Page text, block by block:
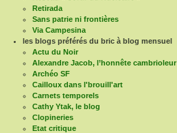
Retirada
Sans patrie ni frontières
Via Campesina
les blogs préférés du bric à blog mensuel
Actu du Noir
Alexandre Jacob, l’honnête cambrioleur
Archéo SF
Cailloux dans l'brouill'art
Carnets temporels
Cathy Ytak, le blog
Clopineries
Etat critique